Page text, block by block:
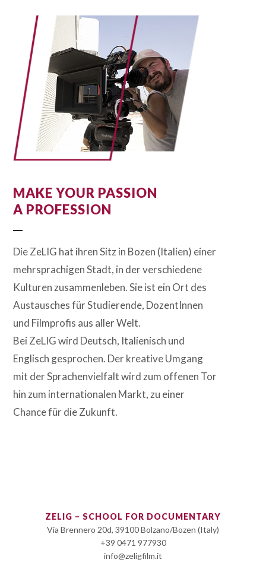
MAKE YOUR PASSION
A PROFESSION
Die ZeLIG hat ihren Sitz in Bozen (Italien) einer
mehrsprachigen Stadt, in der verschiedene
Kulturen zusammenleben. Sie ist ein Ort des
Austausches für Studierende, DozentInnen
und Filmprofis aus aller Welt.
Bei ZeLIG wird Deutsch, Italienisch und
Englisch gesprochen. Der kreative Umgang
mit der Sprachenvielfalt wird zum offenen Tor
hin zum internationalen Markt, zu einer
Chance für die Zukunft.
ZELIG – SCHOOL FOR DOCUMENTARY
Via Brennero 20d, 39100 Bolzano/Bozen (Italy)
+39 0471 977930
info@zeligfilm.it